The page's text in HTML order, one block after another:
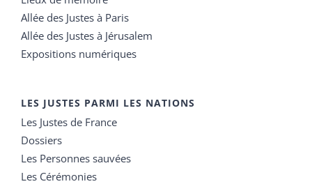
Allée des Justes à Paris
Allée des Justes à Jérusalem
Expositions numériques
LES JUSTES PARMI LES NATIONS
Les Justes de France
Dossiers
Les Personnes sauvées
Les Cérémonies